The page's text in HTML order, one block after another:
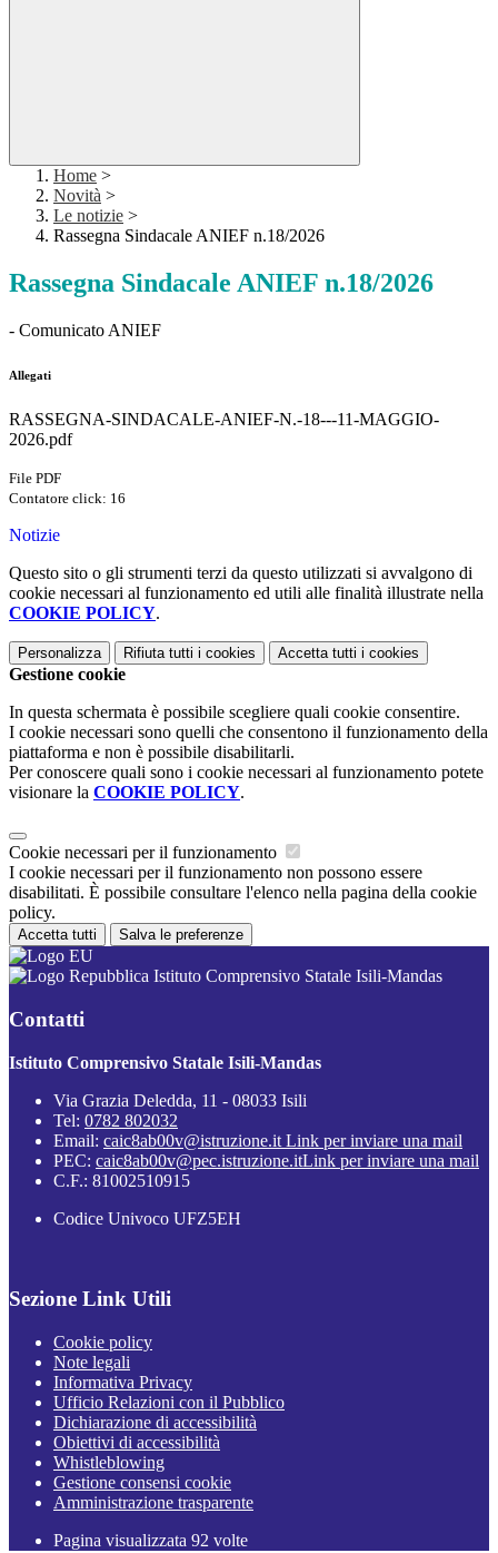
Home >
Novità >
Le notizie >
Rassegna Sindacale ANIEF n.18/2026
Rassegna Sindacale ANIEF n.18/2026
- Comunicato ANIEF
Allegati
RASSEGNA-SINDACALE-ANIEF-N.-18---11-MAGGIO-
2026.pdf
File PDF
Contatore click: 16
Notizie
Questo sito o gli strumenti terzi da questo utilizzati si avvalgono di
cookie necessari al funzionamento ed utili alle finalità illustrate nella
COOKIE POLICY.
Personalizza Rifiuta tutti i cookies Accetta tutti i cookies
Gestione cookie
In questa schermata è possibile scegliere quali cookie consentire.
I cookie necessari sono quelli che consentono il funzionamento della
piattaforma e non è possibile disabilitarli.
Per conoscere quali sono i cookie necessari al funzionamento potete
visionare la COOKIE POLICY.
Cookie necessari per il funzionamento
I cookie necessari per il funzionamento non possono essere
disabilitati. È possibile consultare l'elenco nella pagina della cookie
policy.
Accetta tutti Salva le preferenze
Istituto Comprensivo Statale Isili-Mandas
Contatti
Istituto Comprensivo Statale Isili-Mandas
Via Grazia Deledda, 11 - 08033 Isili
Tel: 0782 802032
Email: caic8ab00v@istruzione.it Link per inviare una mail
PEC: caic8ab00v@pec.istruzione.itLink per inviare una mail
C.F.: 81002510915
Codice Univoco UFZ5EH
Sezione Link Utili
Cookie policy
Note legali
Informativa Privacy
Ufficio Relazioni con il Pubblico
Dichiarazione di accessibilità
Obiettivi di accessibilità
Whistleblowing
Gestione consensi cookie
Amministrazione trasparente
Pagina visualizzata 92 volte